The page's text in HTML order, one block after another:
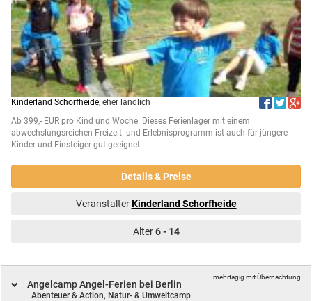
Kinderland Schorfheide, eher ländlich
Ab 399,- EUR pro Kind und Woche. Dieses Ferienlager mit einem
abwechslungsreichen Freizeit- und Erlebnisprogramm ist auch für jüngere
Kinder und Einsteiger gut geeignet.
Details & Preise
VeranstalterKinderland Schorfheide
Alter6 - 14
Angelcamp Angel-Ferien bei Berlin
Abenteuer & Action, Natur- & Umweltcamp
mehrtägig mit Übernachtung